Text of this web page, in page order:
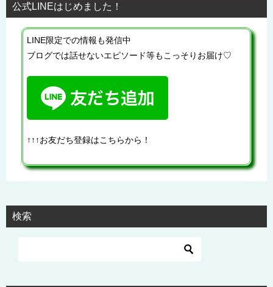
公式LINEはじめました！
LINE限定での情報も発信中
ブログでは話せないエピソード等もこっそりお届け♡
↑↑↑お友だち登録はこちらから！
検索